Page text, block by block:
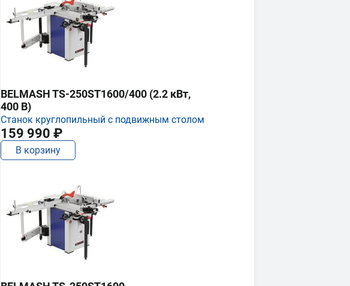
BELMASH TS-250ST1600/400 (2.2 кВт,
400 В)
Станок круглопильный с подвижным столом
159 990 ₽
В корзину